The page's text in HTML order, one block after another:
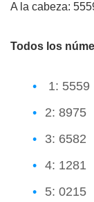
A la cabeza:
Todos los
1: 5559
2: 8975
3: 6582
4: 1281
5: 0215